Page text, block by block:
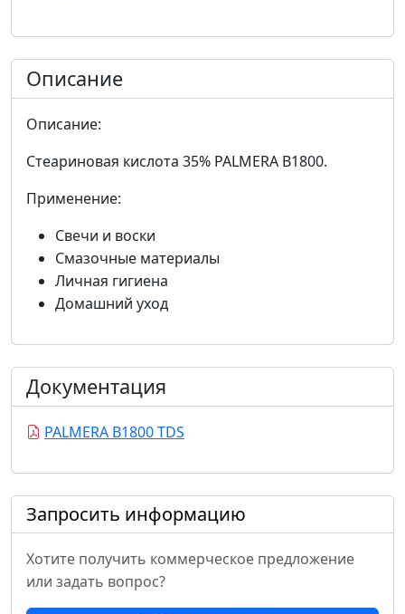
Описание
Описание:
Стеариновая кислота 35% PALMERA B1800.
Применение:
Свечи и воски
Смазочные материалы
Личная гигиена
Домашний уход
Документация
PALMERA B1800 TDS
Запросить информацию
Хотите получить коммерческое предложение
или задать вопрос?